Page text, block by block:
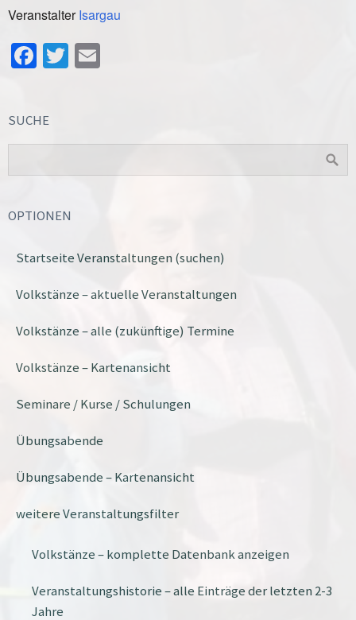
VeranstalterIsargau
Facebook
Twitter
SUCHE
OPTIONEN
Startseite Veranstaltungen (suchen)
Volkstänze – aktuelle Veranstaltungen
Volkstänze – alle (zukünftige) Termine
Volkstänze – Kartenansicht
Seminare / Kurse / Schulungen
Übungsabende
Übungsabende – Kartenansicht
weitere Veranstaltungsfilter
Volkstänze – komplette Datenbank anzeigen
Veranstaltungshistorie – alle Einträge der letzten 2-3
Jahre